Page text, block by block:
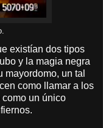
existían dos tipos
y la magia negra
mayordomo, un tal
como llamar a los
un único